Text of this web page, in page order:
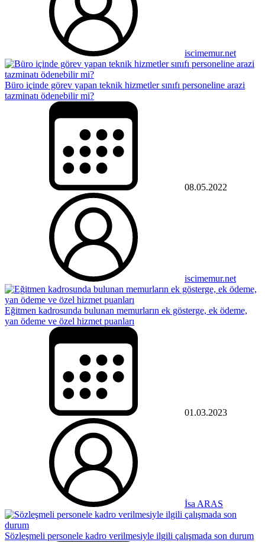
iscimemur.net
Büro içinde görev yapan teknik hizmetler sınıfı personeline arazi
tazminatı ödenebilir mi?
08.05.2022
iscimemur.net
Eğitmen kadrosunda bulunan memurların ek gösterge, ek ödeme,
yan ödeme ve özel hizmet puanları
01.03.2023
İsa ARAS
Sözleşmeli personele kadro verilmesiyle ilgili çalışmada son durum